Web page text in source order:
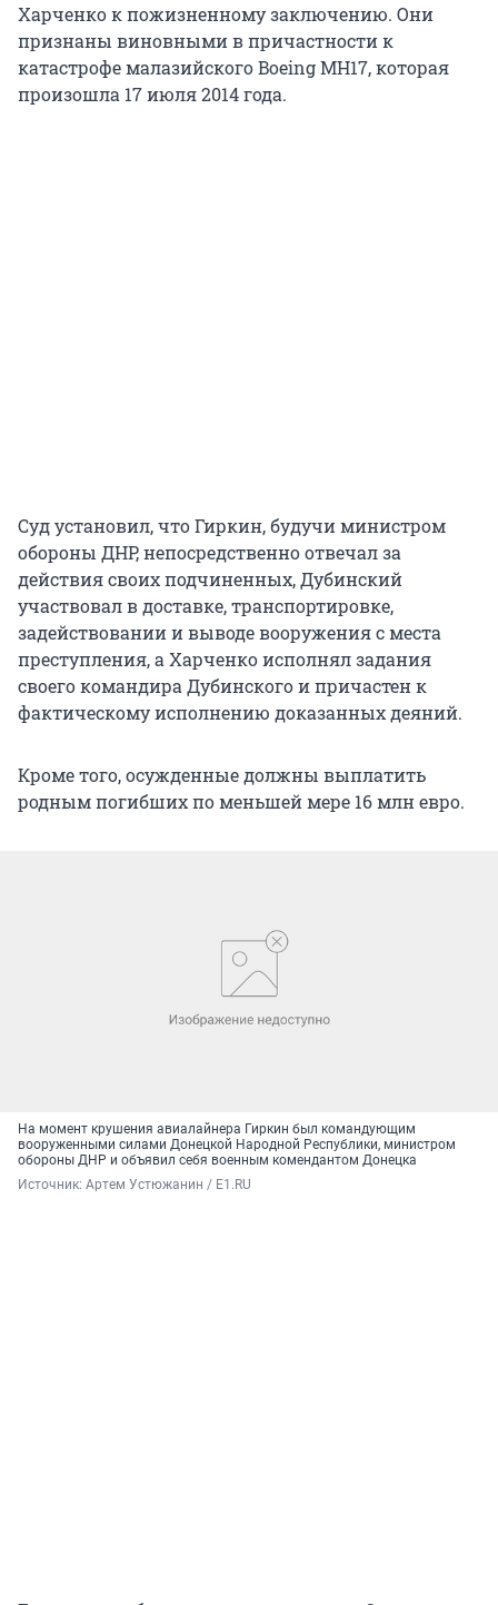
Харченко к пожизненному заключению. Они
признаны виновными в причастности к
катастрофе малазийского Boeing MH17, которая
произошла 17 июля 2014 года.
Суд установил, что Гиркин, будучи министром
обороны ДНР, непосредственно отвечал за
действия своих подчиненных, Дубинский
участвовал в доставке, транспортировке,
задействовании и выводе вооружения с места
преступления, а Харченко исполнял задания
своего командира Дубинского и причастен к
фактическому исполнению доказанных деяний.
Кроме того, осужденные должны выплатить
родным погибших по меньшей мере 16 млн евро.
На момент крушения авиалайнера Гиркин был командующим
вооруженными силами Донецкой Народной Республики, министром
обороны ДНР и объявил себя военным комендантом Донецка
Источник: Артем Устюжанин / E1.RU